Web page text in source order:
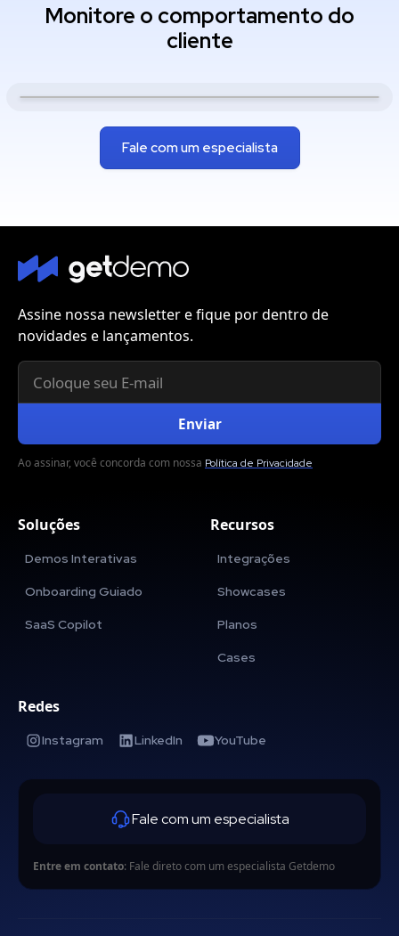
Monitore o comportamento do
cliente
Fale com um especialista
Assine nossa newsletter e fique por dentro de
novidades e lançamentos.
Ao assinar, você concorda com nossa Política de Privacidade
Soluções
Demos Interativas
Onboarding Guiado
SaaS Copilot
Recursos
Integrações
Showcases
Planos
Cases
Redes
Instagram LinkedIn YouTube
Fale com um especialista
Entre em contato: Fale direto com um especialista Getdemo